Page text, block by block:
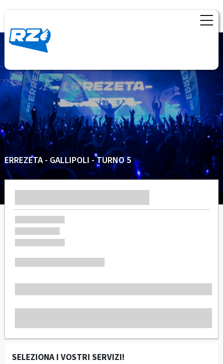
ERREZETA - GALLIPOLI - TURNO 5
SELEZIONA I VOSTRI SERVIZI!